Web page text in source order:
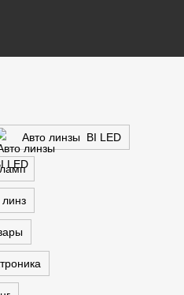
Авто линзы BI LED